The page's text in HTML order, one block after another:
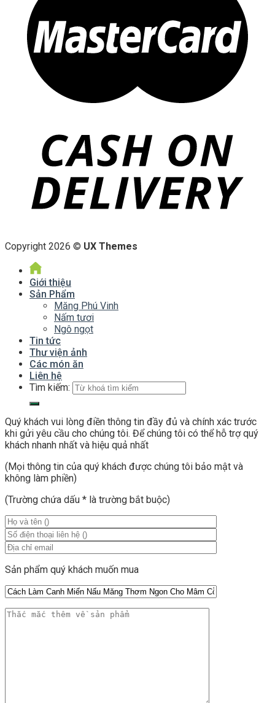
Copyright 2026 © UX Themes
Giới thiệu
Sản Phẩm
Măng Phú Vinh
Nấm tươi
Ngô ngọt
Tin tức
Thư viện ảnh
Các món ăn
Liên hệ
Tìm kiếm:
Quý khách vui lòng điền thông tin đầy đủ và chính xác trước
khi gửi yêu cầu cho chúng tôi. Để chúng tôi có thể hỗ trợ quý
khách nhanh nhất và hiệu quả nhất
(Mọi thông tin của quý khách được chúng tôi bảo mật và
không làm phiền)
(Trường chứa dấu * là trường bắt buộc)
Sản phẩm quý khách muốn mua